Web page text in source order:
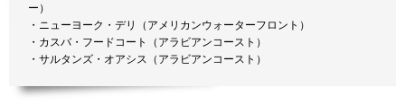
ー）
・ニューヨーク・デリ（アメリカンウォーターフロント）
・カスバ・フードコート（アラビアンコースト）
・サルタンズ・オアシス（アラビアンコースト）